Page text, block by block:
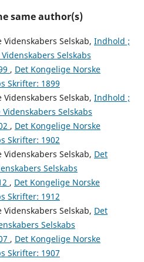
same author(s)
Selskab, Indhold ;
Selskabs
, Det Kongelige Norske
Skrifter: 1899
Selskab, Indhold ;
Selskabs
, Det Kongelige Norske
Skrifter: 1902
Selskab, Det
Selskabs
, Det Kongelige Norske
Skrifter: 1912
Selskab, Det
Selskabs
, Det Kongelige Norske
Skrifter: 1907